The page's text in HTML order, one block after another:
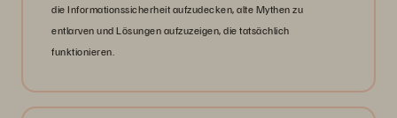
die Informations­sicherheit aufzudecken, alte Mythen zu
entlarven und Lösungen aufzuzeigen, die tatsächlich
funktionieren.